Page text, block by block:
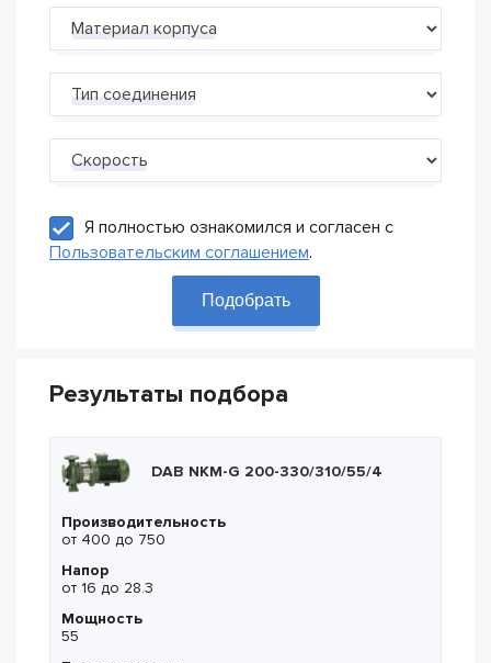
Материал корпуса
Тип соединения
Скорость
Я полностью ознакомился и согласен с
Пользовательским соглашением.
Подобрать
Результаты подбора
DAB NKM-G 200-330/310/55/4
Производительность
от 400 до 750
Напор
от 16 до 28.3
Мощность
55